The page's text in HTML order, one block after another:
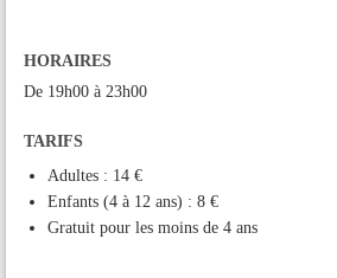
HORAIRES
De 19h00 à 23h00
TARIFS
Adultes : 14 €
Enfants (4 à 12 ans) : 8 €
Gratuit pour les moins de 4 ans